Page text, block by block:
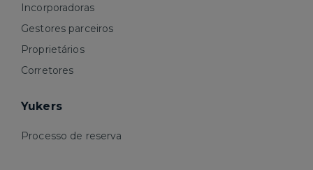
Incorporadoras
Gestores parceiros
Proprietários
Corretores
Yukers
Processo de reserva